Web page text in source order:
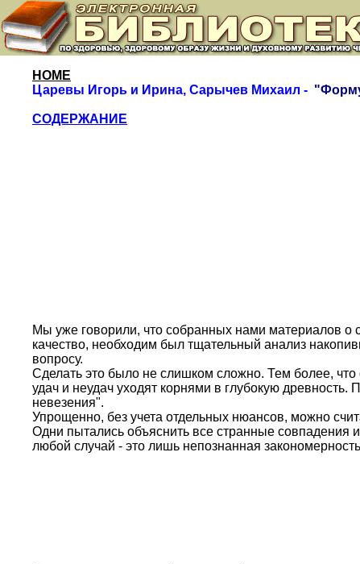
HOME
Царевы Игорь и Ирина, Сарычев Михаил - "
СОДЕРЖАНИЕ
Мы уже говорили, что собранных нами материалов о
качество, необходим был тщательный анализ
вопросу.
Сделать это было не слишком сложно. Тем более,
удач и неудач уходят корнями в глубокую
невезения".
Упрощенно, без учета отдельных нюансов, можно
Одни пытались объяснить все странные совпадения
любой случай - это лишь непознанная